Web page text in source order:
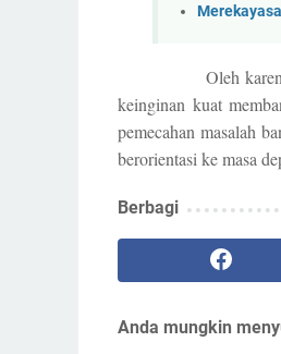
Oleh karena itu,
keinginan kuat
pemecahan masalah
berorientasi ke masa
Berbagi
Anda mungkin